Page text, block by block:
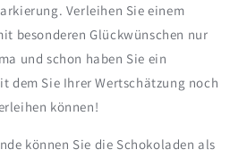
Verleihen Sie einem
besonderen Glückwünschen nur
und schon haben Sie ein
dem Sie Ihrer Wertschätzung noch
können!
können Sie die Schokoladen als